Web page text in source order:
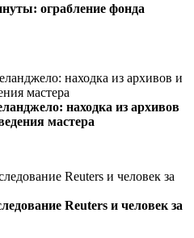
ограбление фонда
находка из архивов
мастера
Reuters и человек за